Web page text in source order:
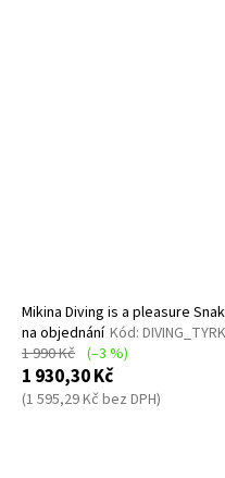
Mikina Diving is a pleasure
na objednání Kód:
1 990 Kč (–3 %)
1 930,30 Kč
(1 595,29 Kč bez DPH)